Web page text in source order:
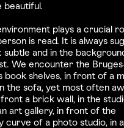
beautiful.
plays a crucial
is read. It is always
subtle and in the
We encounter the
book shelves, in front of a
the sofa, yet most often
a brick wall, in the
art gallery, in front of the
curve of a photo studio, in